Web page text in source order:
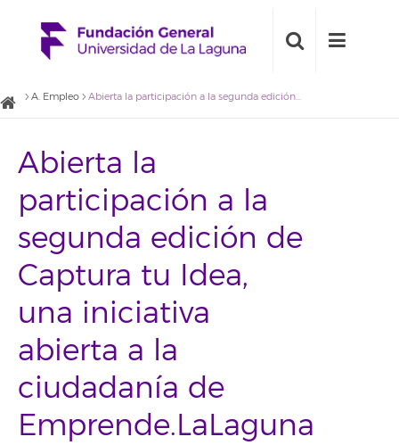
A. Empleo Abierta la participación a la segunda edición de Captura tu Idea, una iniciativa abierta a la ciudadanía de Emprende.LaLaguna
Abierta la
participación a la
segunda edición de
Captura tu Idea,
una iniciativa
abierta a la
ciudadanía de
Emprende.LaLaguna